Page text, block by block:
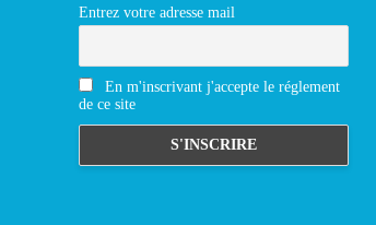
Entrez votre adresse mail
En m'inscrivant j'accepte le réglement
de ce site